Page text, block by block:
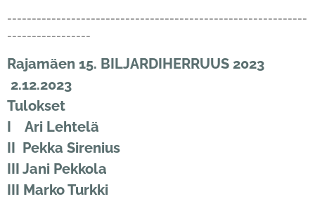
-------------------------------------------------------------
-----------------
Rajamäen 15. BILJARDIHERRUUS 2023
2.12.2023
Tulokset
I Ari Lehtelä
II Pekka Sirenius
III Jani Pekkola
III Marko Turkki